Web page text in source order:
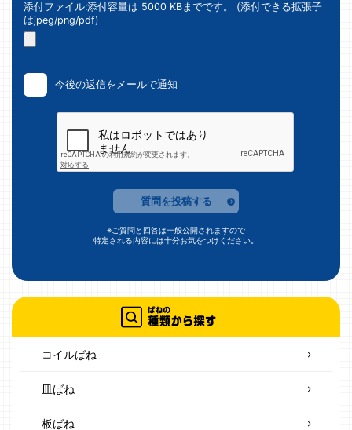
添付ファイル:添付容量は 5000 KBまでです。 (添付できる拡張子
はjpeg/png/pdf)
今後の返信をメールで通知
質問を投稿する
※ご質問と回答は一般公開されますので
特定される内容には十分お気をつけください。
コイルばね
皿ばね
板ばね